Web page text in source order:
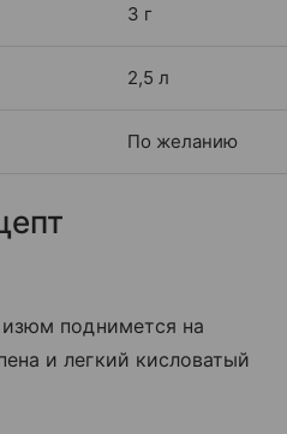
3 г
2,5 л
По желанию
изюм поднимется на
и легкий кисловатый